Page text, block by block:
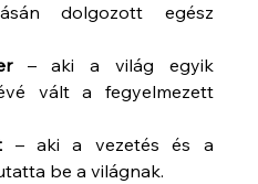
dolgozott egész
– aki a világ egyik
vált a fegyelmezett
– aki a vezetés és a
be a világnak.